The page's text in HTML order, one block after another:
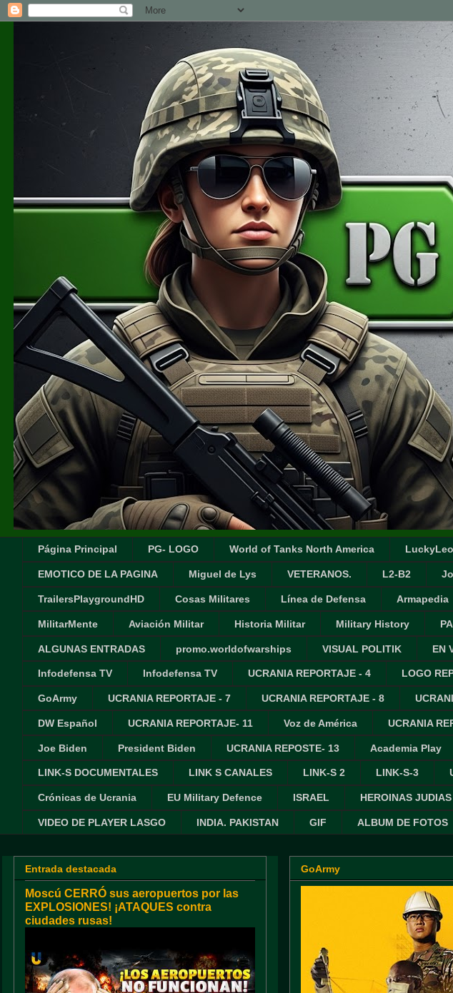
Página Principal PG- LOGO World of Tanks North America
EMOTICO DE LA PAGINA Miguel de Lys VETERANOS. L2-B2
TrailersPlaygroundHD Cosas Militares Línea de Defensa Armapedia
MilitarMente Aviación Militar Historia Militar Military History
ALGUNAS ENTRADAS promo.worldofwarships VISUAL POLITIK EN
Infodefensa TV Infodefensa TV UCRANIA REPORTAJE - 4 LOGO
GoArmy UCRANIA REPORTAJE - 7 UCRANIA REPORTAJE - 8
DW Español UCRANIA REPORTAJE- 11 Voz de América UCRANIA
Joe Biden President Biden UCRANIA REPOSTE- 13 Academia Play
LINK-S DOCUMENTALES LINK S CANALES LINK-S 2 LINK-S-3
Crónicas de Ucrania EU Military Defence ISRAEL HEROINAS JUDIAS
VIDEO DE PLAYER LASGO INDIA. PAKISTAN GIF ALBUM DE FOTOS
GoArmy
Entrada destacada
Moscú CERRÓ sus aeropuertos por las
EXPLOSIONES! ¡ATAQUES contra
ciudades rusas!